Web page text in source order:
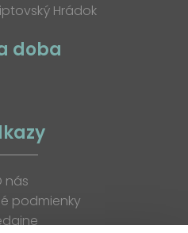
Hrádok
doba
nás
podmienky